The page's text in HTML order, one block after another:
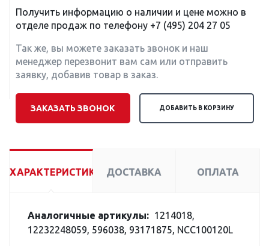
Получить информацию о наличии и цене можно в
отделе продаж по телефону +7 (495) 204 27 05
Так же, вы можете заказать звонок и наш
менеджер перезвонит вам сам или отправить
заявку, добавив товар в заказ.
ЗАКАЗАТЬ ЗВОНОК ДОБАВИТЬ В КОРЗИНУ
ХАРАКТЕРИСТИКИ ДОСТАВКА ОПЛАТА
Аналогичные артикулы: 1214018,
12232248059, 596038, 93171875, NCC100120L